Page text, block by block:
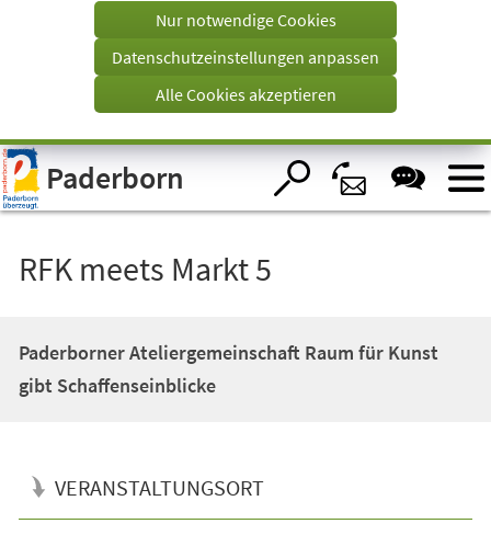
Visuelle
Assistenzsoftware
öffnen.
einem
Tab)
Nur notwendige Cookies
Datenschutzeinstellungen anpassen
Alle Cookies akzeptieren
Paderborn
RFK meets Markt 5
Paderborner Ateliergemeinschaft Raum für Kunst
gibt Schaffenseinblicke
VERANSTALTUNGSORT